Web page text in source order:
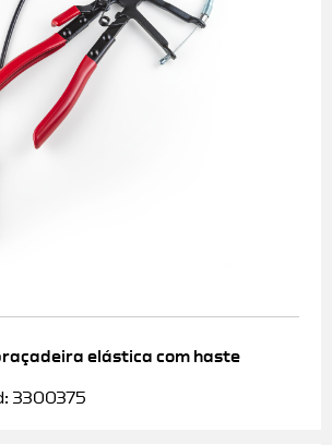
elástica com haste
3300375